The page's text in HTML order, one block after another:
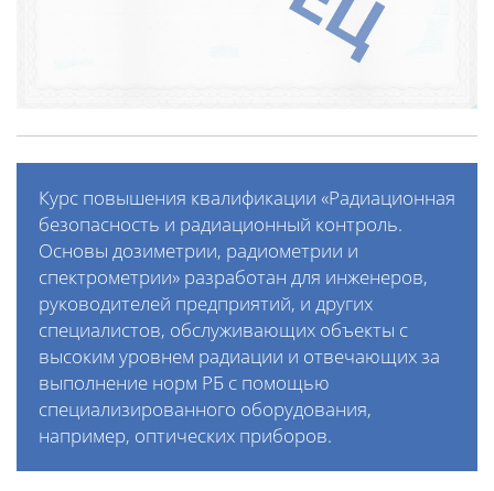
Курс повышения квалификации «Радиационная
безопасность и радиационный контроль.
Основы дозиметрии, радиометрии и
спектрометрии» разработан для инженеров,
руководителей предприятий, и других
специалистов, обслуживающих объекты с
высоким уровнем радиации и отвечающих за
выполнение норм РБ с помощью
специализированного оборудования,
например, оптических приборов.